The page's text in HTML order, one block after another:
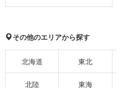
その他のエリアから探す
北海道 東北
北陸 東海